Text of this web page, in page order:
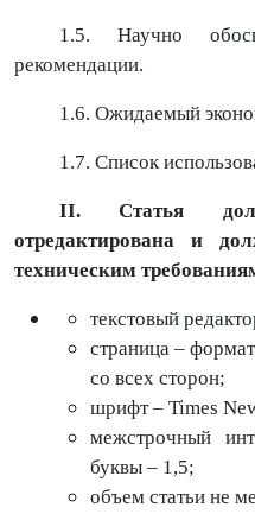
1.5. Научно
рекомендации.
1.6. Ожидаемый
1.7. Список
II. Статья
отредактирована и
техническим
текстовый
страница –
со всех сторон;
шрифт – Times
межстрочный
буквы – 1,5;
объем статьи не